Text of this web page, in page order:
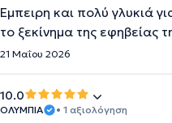
Έμπειρη και πολύ γλυκιά
το ξεκίνημα της εφηβείας
21 Μαΐου 2026
10.0
ΟΛΥΜΠΙΑ • 1 αξιολόγηση